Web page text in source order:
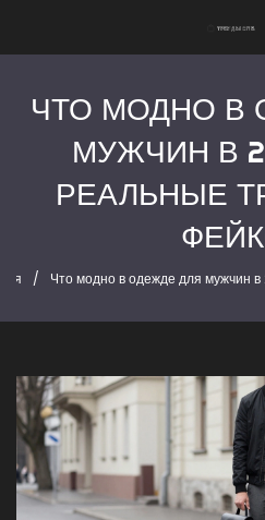
ЧТО МОДНО В
МУЖЧИН В
РЕАЛЬНЫЕ
Что модно в одежде для мужчин